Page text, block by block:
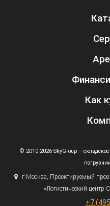
Как
© 2010-2026 SkyGroup –
г. Москва, Проектируемый
«Логистический центр
+7 (495